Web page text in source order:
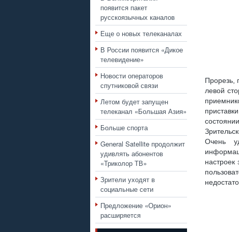
появится пакет
русскоязычных каналов
Еще о новых телеканалах
В России появится «Дикое
телевидение»
Новости операторов
спутниковой связи
Летом будет запущен
телеканал «Большая Азия»
Больше спорта
General Satellite продолжит
удивлять абонентов
«Триколор ТВ»
Зрители уходят в
социальные сети
Предложение «Орион»
расширяется
Прорезь,
левой
Очень
настроек